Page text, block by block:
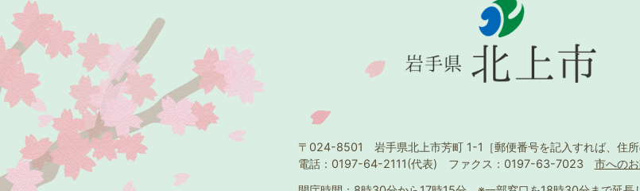
〒024-8501 岩手県北上市芳町 1-1 ［郵便番号を記入すれば、住
電話：0197-64-2111(代表) ファクス：0197-63-7023 市への